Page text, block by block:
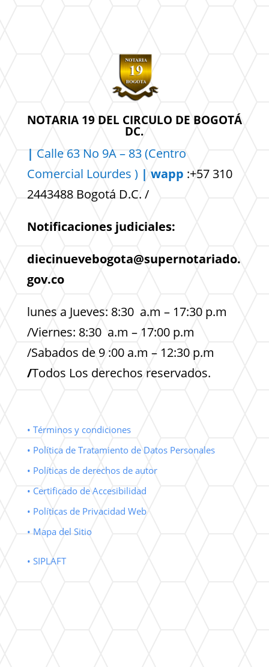
NOTARIA 19 DEL CIRCULO DE BOGOTÁ
DC.
| Calle 63 No 9A – 83 (Centro
Comercial Lourdes ) | wapp :+57 310
2443488 Bogotá D.C. /
Notificaciones judiciales:
diecinuevebogota@supernotariado.
gov.co
lunes a Jueves: 8:30 a.m – 17:30 p.m
/Viernes: 8:30 a.m – 17:00 p.m
/Sabados de 9 :00 a.m – 12:30 p.m
/Todos Los derechos reservados.
• Términos y condiciones
• Política de Tratamiento de Datos Personales
• Políticas de derechos de autor
• Certificado de Accesibilidad
• Políticas de Privacidad Web
• Mapa del Sitio
• SIPLAFT